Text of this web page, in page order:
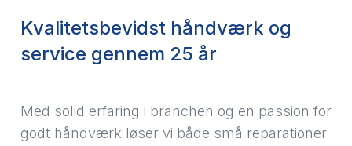
Kvalitetsbevidst håndværk og
service gennem 25 år
Med solid erfaring i branchen og en passion for
godt håndværk løser vi både små reparationer